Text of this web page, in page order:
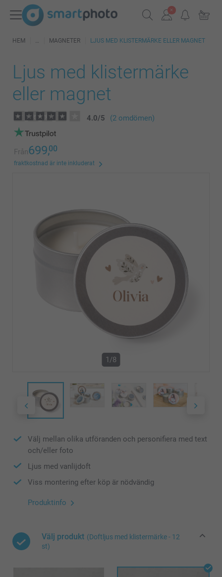
HEM MAGNETER LJUS MED KLISTERMÄRKE ELLER MAGNET
Ljus med klistermärke
eller magnet
4.0/5 (2 omdömen)
Från699,00
fraktkostnad är inte inkluderat
1/8
Välj mellan olika utföranden och personifiera med text
och/eller foto
Ljus med vanlijdoft
Viss montering efter köp är nödvändig
Produktinfo
Välj produkt (Doftljus med klistermärke - 12
st)